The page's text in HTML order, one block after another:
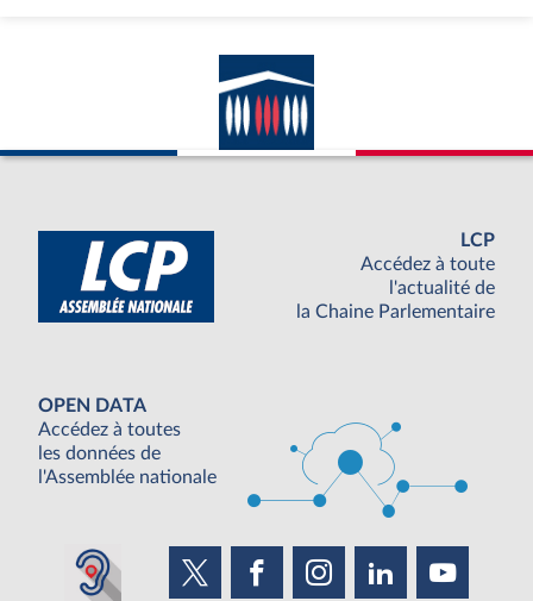
LCP
Accédez à toute
l'actualité de
la Chaine Parlementaire
OPEN DATA
Accédez à toutes
les données de
l'Assemblée nationale